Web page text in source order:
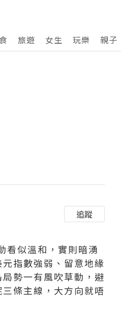
旅遊 女生 玩樂 親子
追蹤
看似溫和，實則暗湧
指數強弱、留意地緣
勢一有風吹草動，避
條主線，大方向就唔